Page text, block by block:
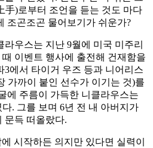
手)로부터 조언을 듣는 것도 마다
조곤조곤 물어보기가 쉬운가?
우스는 지난 9월에 미국 미주리
이벤트 행사에 출전해 건재함을
3에서 타이거 우즈 등과 니어리스
가까이 붙인 선수가 이기는 것)를
에 주름이 가득한 니클라우스는
. 그를 보며 6년 전 내 아버지가
문득 떠올랐다.
시작하든 의지만 있다면 실력이